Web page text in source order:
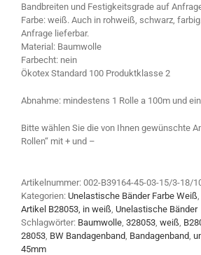
Bandbreiten und Festigkeitsgrade auf
Farbe: weiß. Auch in rohweiß, schwarz,
Anfrage lieferbar.
Material: Baumwolle
Farbecht: nein
Ökotex Standard 100 Produktklasse 2
Abnahme: mindestens 1 Rolle a 100m und
Bitte wählen Sie die von Ihnen gewünschte
Rollen“ mit + und –
Artikelnummer: 002-B39164-45-03-15/3-18/
Kategorien: Unelastische Bänder Farbe Weiß
Artikel B28053, in weiß Unelastische Bänder
Schlagwörter: Baumwolle 328053 weiß
28053 BW Bandagenband Bandagenband
45mm